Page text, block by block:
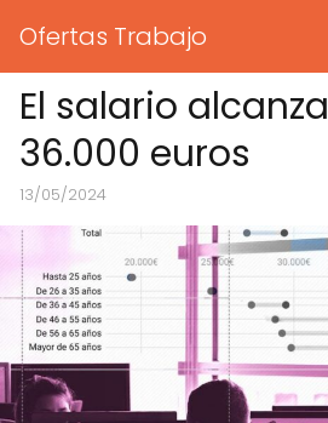
Ofertas Trabajo
El salario
36.000 euros
13/05/2024